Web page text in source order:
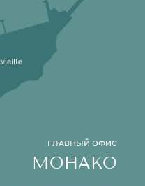
ГЛАВНЫЙ ОФИС
МОНАКО